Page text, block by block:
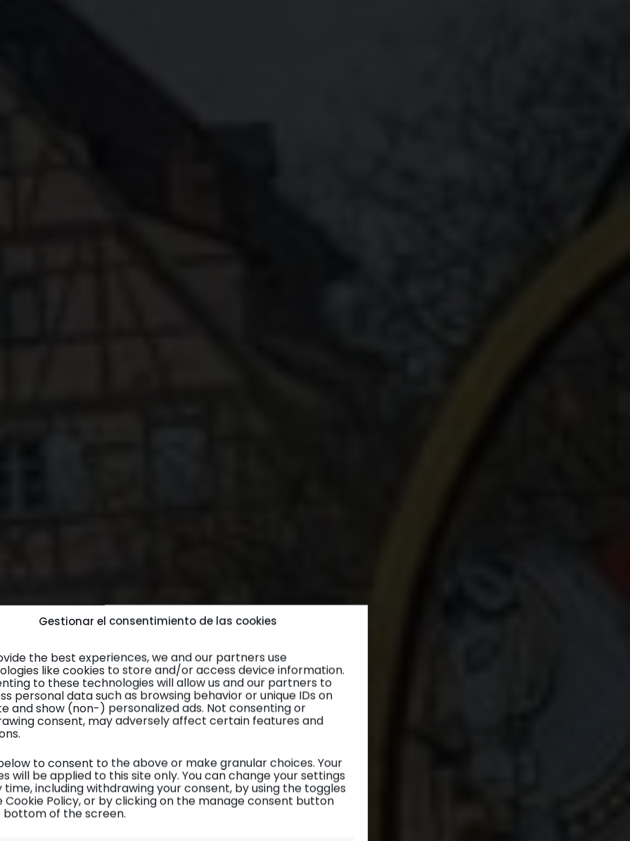
Gestionar el consentimiento de las cookies
the best experiences, we and our partners use
like cookies to store and/or access device information.
to these technologies will allow us and our partners to
personal data such as browsing behavior or unique IDs on
and show (non-) personalized ads. Not consenting or
consent, may adversely affect certain features and
to consent to the above or make granular choices. Your
will be applied to this site only. You can change your settings
time, including withdrawing your consent, by using the toggles
Cookie Policy, or by clicking on the manage consent button
of the screen.